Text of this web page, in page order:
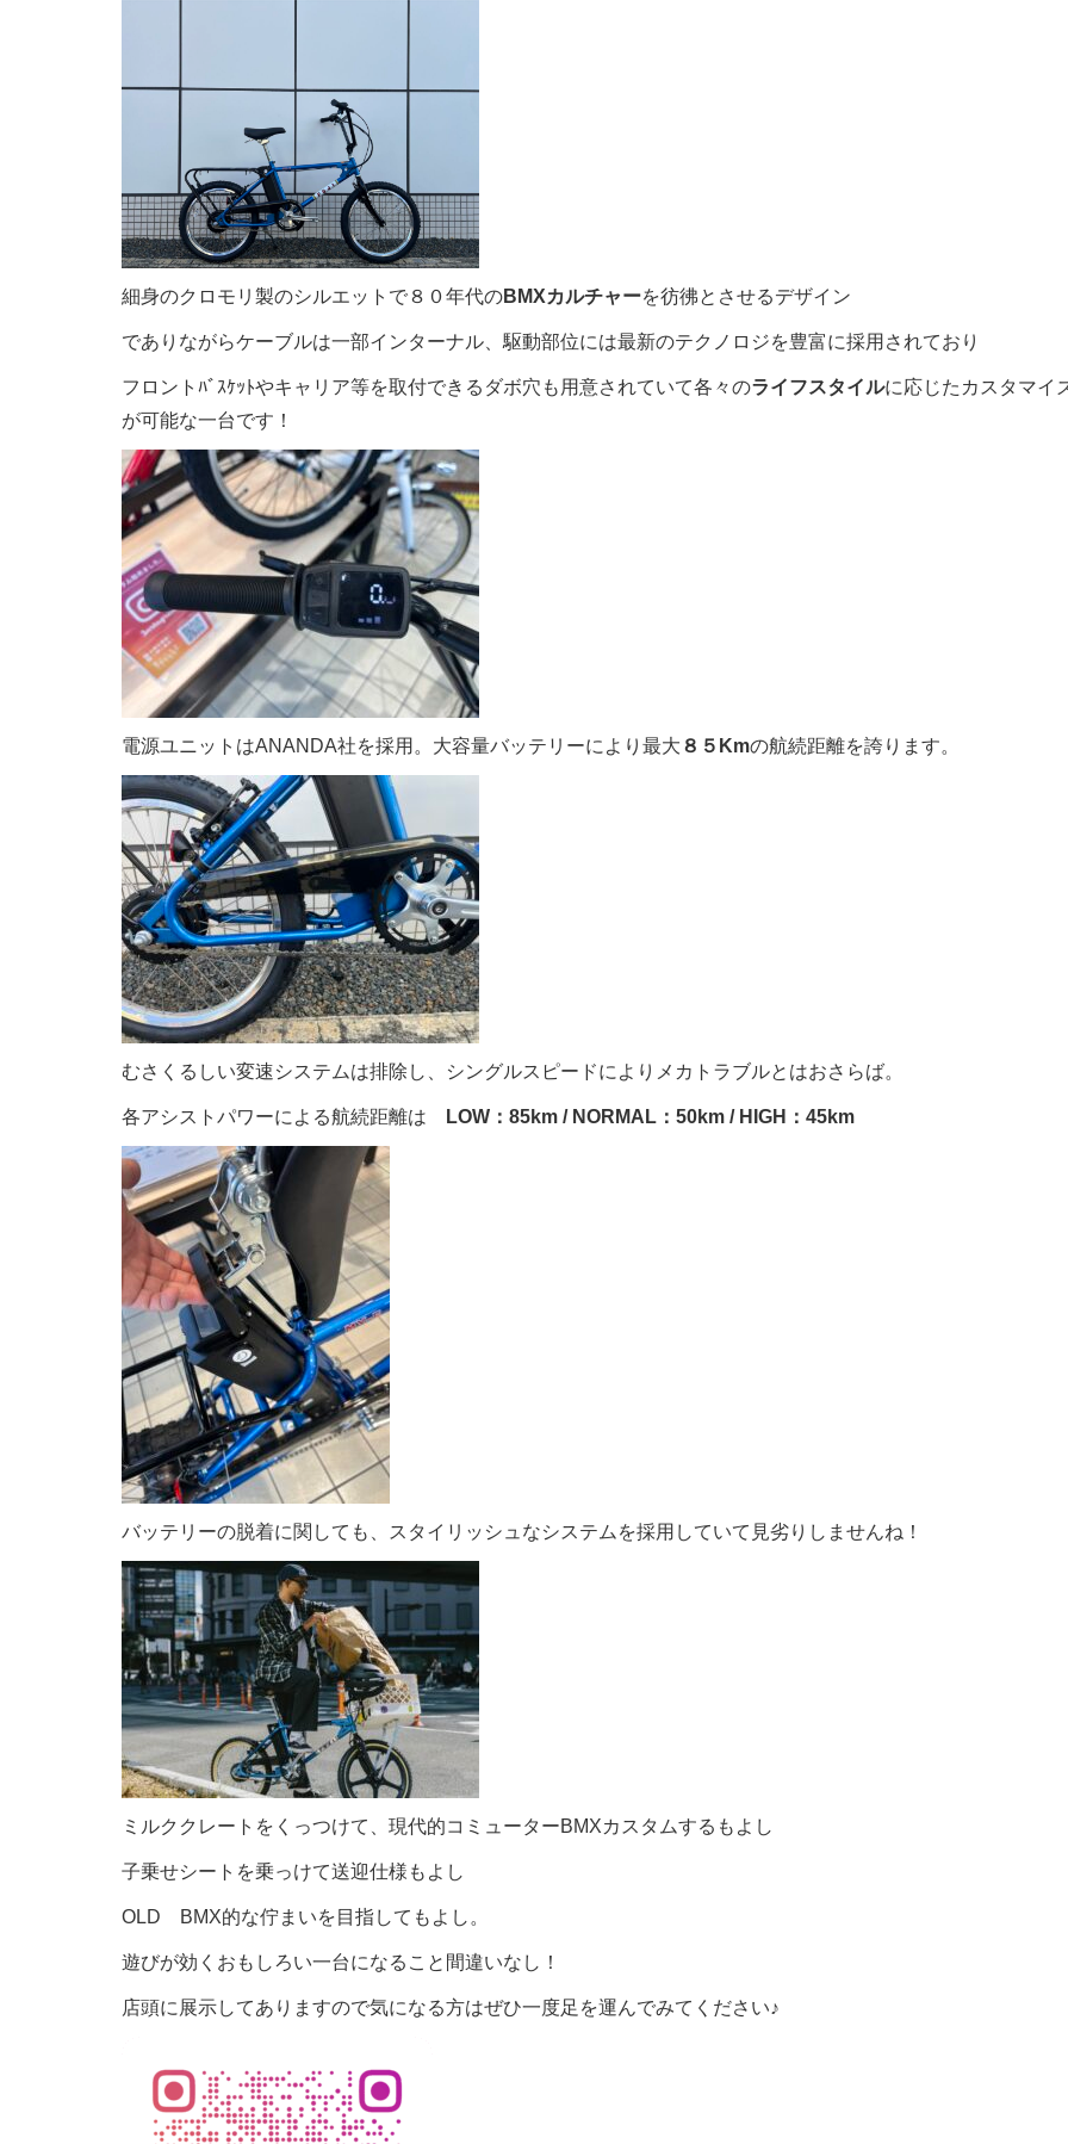
細身のクロモリ製のシルエットで８０年代のBMXカルチャーを彷彿とさせるデザイン
でありながらケーブルは一部インターナル、駆動部位には最新のテクノロジを豊富に採用されており
フロントﾊﾞｽｹｯﾄやキャリア等を取付できるダボ穴も用意されていて各々のライフスタイルに応じたカスタマイ
が可能な一台です！
電源ユニットはANANDA社を採用。大容量バッテリーにより最大 ８５Kmの航続距離を誇ります。
むさくるしい変速システムは排除し、シングルスピードによりメカトラブルとはおさらば。
各アシストパワーによる航続距離は LOW：85km / NORMAL：50km / HIGH：45km
バッテリーの脱着に関しても、スタイリッシュなシステムを採用していて見劣りしませんね！
ミルククレートをくっつけて、現代的コミューターBMXカスタムするもよし
子乗せシートを乗っけて送迎仕様もよし
OLD BMX的な佇まいを目指してもよし。
遊びが効くおもしろい一台になること間違いなし！
店頭に展示してありますので気になる方はぜひ一度足を運んでみてください♪